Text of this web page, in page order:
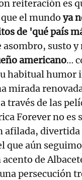
reiteración es
el mundo ya
de 'qué país
susto y
americano…
habitual humor
mirada
través de las
Forever no es
afilada, divertida
que aún
de
persecución